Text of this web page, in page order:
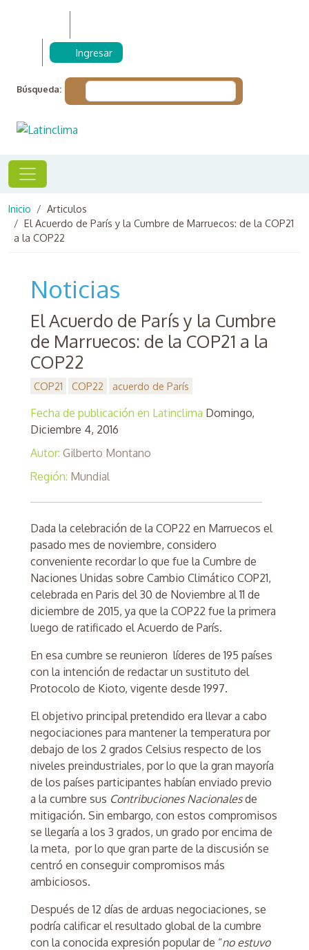
Pasar al contenido principal
Ingresar
Búsqueda:
Ruta de navegación
Inicio
Articulos
El Acuerdo de París y la Cumbre de Marruecos: de la COP21
a la COP22
Noticias
El Acuerdo de París y la Cumbre
de Marruecos: de la COP21 a la
COP22
COP21 COP22 acuerdo de París
Fecha de publicación en Latinclima Domingo,
Diciembre 4, 2016
Autor: Gilberto Montano
Región: Mundial
Dada la celebración de la COP22 en Marruecos el
pasado mes de noviembre, considero
conveniente recordar lo que fue la Cumbre de
Naciones Unidas sobre Cambio Climático COP21,
celebrada en Paris del 30 de Noviembre al 11 de
diciembre de 2015, ya que la COP22 fue la primera
luego de ratificado el Acuerdo de París.
En esa cumbre se reunieron líderes de 195 países
con la intención de redactar un sustituto del
Protocolo de Kioto, vigente desde 1997.
El objetivo principal pretendido era llevar a cabo
negociaciones para mantener la temperatura por
debajo de los 2 grados Celsius respecto de los
niveles preindustriales, por lo que la gran mayoría
de los países participantes habían enviado previo
a la cumbre sus Contribuciones Nacionalesde
mitigación. Sin embargo, con estos compromisos
se llegaría a los 3 grados, un grado por encima de
la meta, por lo que gran parte de la discusión se
centró en conseguir compromisos más
ambiciosos.
Después de 12 días de arduas negociaciones, se
podría calificar el resultado global de la cumbre
con la conocida expresión popular de “no estuvo